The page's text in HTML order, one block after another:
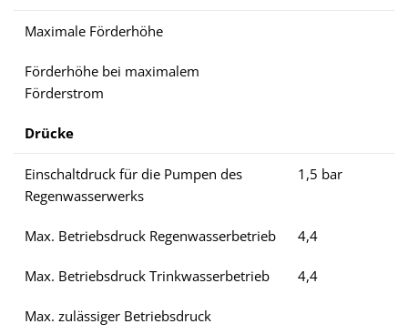
Maximale Förderhöhe
Förderhöhe bei maximalem
Förderstrom
Drücke
Einschaltdruck für die Pumpen des
Regenwasserwerks
1,5 bar
Max. Betriebsdruck Regenwasserbetrieb 4,4
Max. Betriebsdruck Trinkwasserbetrieb 4,4
Max. zulässiger Betriebsdruck